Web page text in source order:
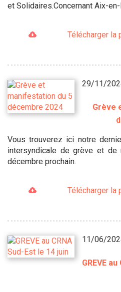
et Solidaires.Concernant Aix-
Télécharger la
29/11/
Grève
Vous trouverez ici notre
intersyndicale de grève et de
décembre prochain.
Télécharger la
11/06/
GREVE